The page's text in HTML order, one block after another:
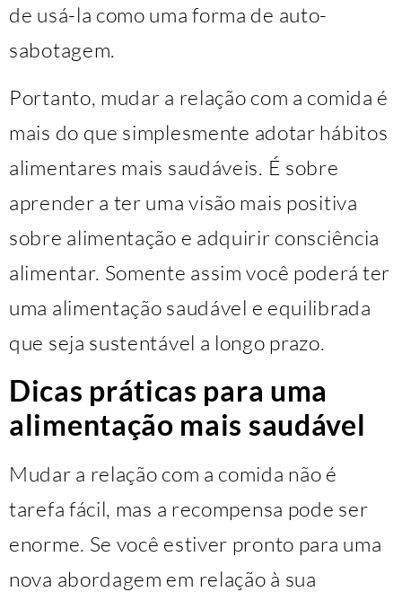
de usá-la como uma forma de auto-
sabotagem.
Portanto, mudar a relação com a comida é
mais do que simplesmente adotar hábitos
alimentares mais saudáveis. É sobre
aprender a ter uma visão mais positiva
sobre alimentação e adquirir consciência
alimentar. Somente assim você poderá ter
uma alimentação saudável e equilibrada
que seja sustentável a longo prazo.
Dicas práticas para uma
alimentação mais saudável
Mudar a relação com a comida não é
tarefa fácil, mas a recompensa pode ser
enorme. Se você estiver pronto para uma
nova abordagem em relação à sua